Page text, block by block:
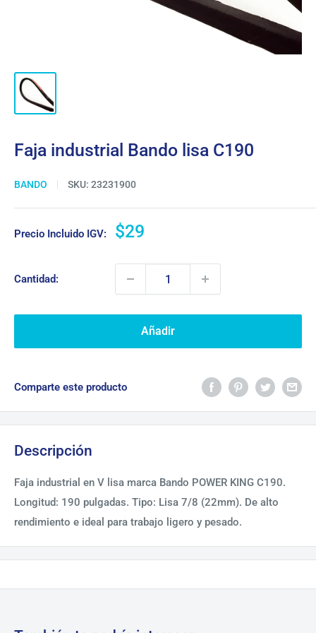
Faja industrial Bando lisa C190
BANDO SKU: 23231900
Precio Incluido IGV:
Precio
venta
$29
Cantidad:
Añadir
Comparte este producto
Descripción
Faja industrial en V lisa marca Bando POWER KING C190.
Longitud: 190 pulgadas. Tipo: Lisa 7/8 (22mm). De alto
rendimiento e ideal para trabajo ligero y pesado.